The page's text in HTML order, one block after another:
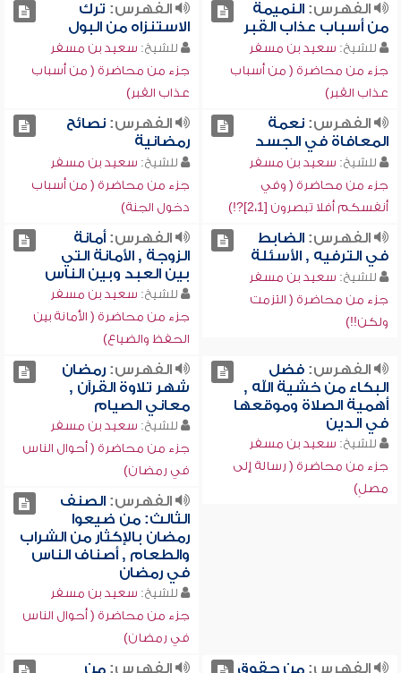
الفهرس:النميمة
من أسباب عذاب القبر
للشيخ: سعيد بن مسفر
جزء من محاضرة ( من أسباب
عذاب القبر)
الفهرس: ترك
الاستنزاه من البول
للشيخ: سعيد بن مسفر
جزء من محاضرة ( من أسباب
عذاب القبر)
الفهرس:نعمة
المعافاة في الجسد
للشيخ: سعيد بن مسفر
جزء من محاضرة ( وفي
أنفسكم أفلا تبصرون [2،1]?!)
الفهرس:نصائح
رمضانية
للشيخ: سعيد بن مسفر
جزء من محاضرة ( من أسباب
دخول الجنة)
الفهرس:الضابط
في الترفيه , الأسئلة
للشيخ: سعيد بن مسفر
جزء من محاضرة ( التزمت
ولكن!!)
الفهرس:أمانة
الزوجة , الأمانة التي
بين العبد وبين الناس
للشيخ: سعيد بن مسفر
جزء من محاضرة ( الأمانة بين
الحفظ والضياع)
الفهرس:فضل
البكاء من خشية الله ,
أهمية الصلاة وموقعها
في الدين
للشيخ: سعيد بن مسفر
جزء من محاضرة ( رسالة إلى
مصلٍ)
الفهرس:رمضان
شهر تلاوة القرآن ,
معاني الصيام
للشيخ: سعيد بن مسفر
جزء من محاضرة ( أحوال الناس
في رمضان)
الفهرس:الصنف
الثالث: من ضيعوا
رمضان بالإكثار من الشراب
والطعام , أصناف الناس
في رمضان
للشيخ: سعيد بن مسفر
جزء من محاضرة ( أحوال الناس
في رمضان)
الفهرس:من حقوق الفهرس:من